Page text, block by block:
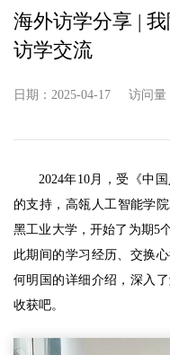
海外访学分享 |
访学交流
日期：2025-04-17 访问量
2024年10月，受《中
的支持，高瓴人工智能学
黑工业大学，开始了为期5
此期间的学习经历、交换
何明国的详细介绍，深入
收获吧。